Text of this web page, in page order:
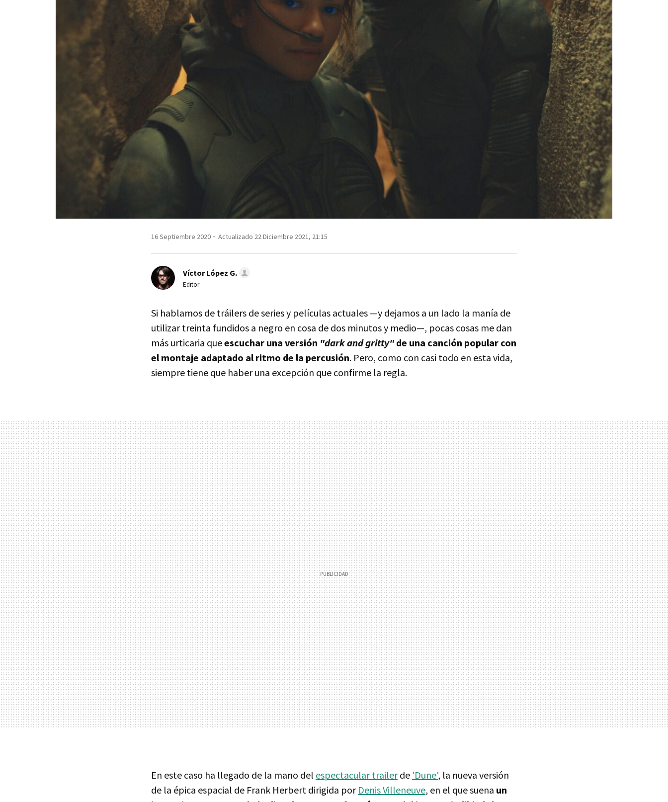
16 Septiembre 2020 Actualizado 22 Diciembre 2021, 21:15
Víctor López G.
Editor
Si hablamos de tráilers de series y películas actuales —y dejamos a un lado la manía de
utilizar treinta fundidos a negro en cosa de dos minutos y medio—, pocas cosas me dan
más urticaria queescuchar una versión "dark and gritty"de una canción popular con
el montaje adaptado al ritmo de la percusión. Pero, como con casi todo en esta vida,
siempre tiene que haber una excepción que confirme la regla.
En este caso ha llegado de la mano del espectacular trailerde 'Dune', la nueva versión
de la épica espacial de Frank Herbert dirigida por Denis Villeneuve, en el que suena un